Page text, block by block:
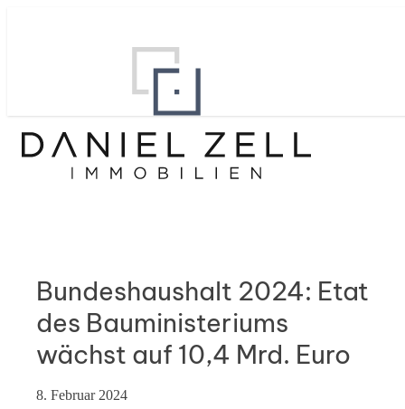
Bundeshaushalt 2024: Etat
des Bauministeriums
wächst auf 10,4 Mrd. Euro
8. Februar 2024